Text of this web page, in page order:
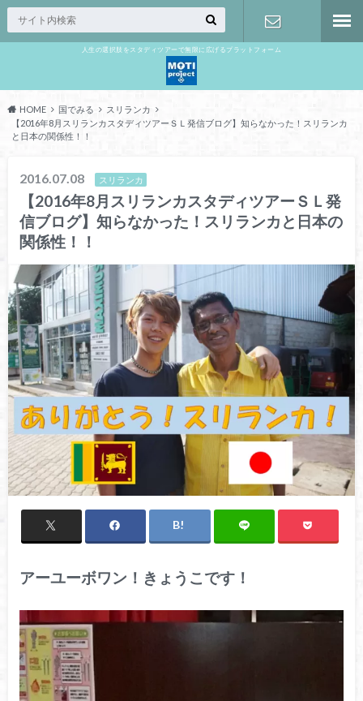
人生の選択肢をスタディツアーで無限に広げるプラットフォーム
HOME 国でみる
スリランカ
【2016年8月スリランカスタディツアーＳＬ発信ブログ】知らなかった！スリランカ
と日本の関係性！！
2016.07.08 スリランカ
【2016年8月スリランカスタディツアーＳＬ発
信ブログ】知らなかった！スリランカと日本の
関係性！！
アーユーボワン！きょうこです！